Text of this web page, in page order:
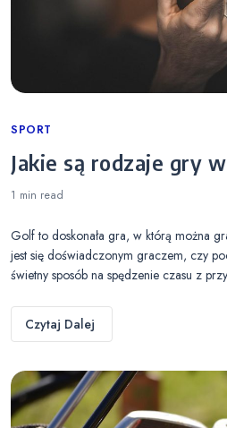
Categories
SPORT
Jakie są rodzaje gry
1 min read
Golf to doskonała gra, w którą można
jest się doświadczonym graczem, czy
świetny sposób na spędzenie czasu z
Czytaj Dalej